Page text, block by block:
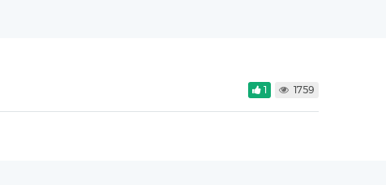
1 1759